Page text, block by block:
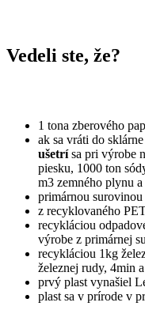
Vedeli ste, že?
1 tona zberového
ak sa vráti do
ušetrísa pri výrobe
piesku, 1000 ton
m3 zemného plynu
primárnou
z recyklovaného
recykláciou
výrobe z primárnej
recykláciou 1kg
železnej rudy, 4min
prvý plast vynašiel
plast sa v prírode v